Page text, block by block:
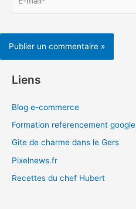
mail*
Liens
Blog e-commerce
Formation referencement google
Gite de charme dans le Gers
Pixelnews.fr
Recettes du chef Hubert